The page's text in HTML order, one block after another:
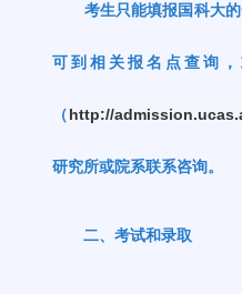
考生只能填报国科大
可到相关报名点查询
（http://
研究所或院系联系咨询。
二、考试和录取